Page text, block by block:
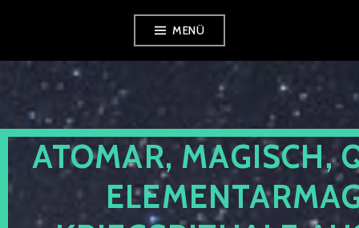
springen
MENÜ
ATOMAR, MAGISCH,